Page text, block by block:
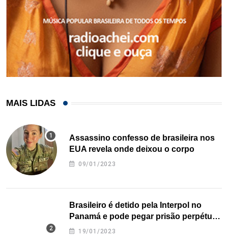
MAIS LIDAS
Assassino confesso de brasileira nos
EUA revela onde deixou o corpo
09/01/2023
Brasileiro é detido pela Interpol no
Panamá e pode pegar prisão perpétua
nos EUA
19/01/2023